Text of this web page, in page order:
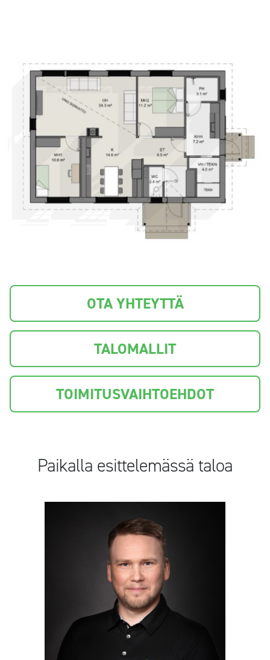
OTA YHTEYTTÄ
TALOMALLIT
TOIMITUSVAIHTOEHDOT
Paikalla esittelemässä taloa